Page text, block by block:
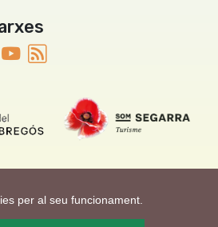
per al seu funcionament.